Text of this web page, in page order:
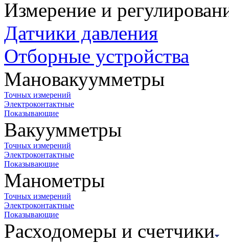
Измерение и
Датчики давления
Отборные устройства
Мановакуумметры
Точных измерений
Электроконтактные
Показывающие
Вакуумметры
Точных измерений
Электроконтактные
Показывающие
Манометры
Точных измерений
Электроконтактные
Показывающие
Расходомеры и счетчики